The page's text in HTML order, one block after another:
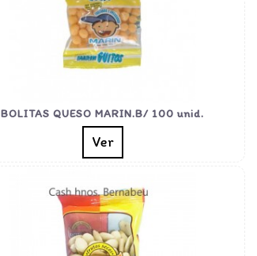
BOLITAS QUESO MARIN.B/ 100 unid.
Ver